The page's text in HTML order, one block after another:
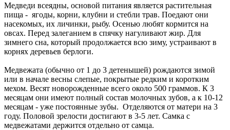
Медведи всеядны, основой питания является растительная
пища - ягоды, корни, клубни и стебли трав. Поедают они
насекомых, их личинки, рыбу. Осенью любят кормится на
овсах. Перед залеганием в спячку нагуливают жир. Для
зимнего сна, который продолжается всю зиму, устраивают в
корнях деревьев берлоги.
Медвежата (обычно от 1 до 3 детенышей) рождаются зимой
или в начале весны слепые, покрытые редким и коротким
мехом. Весят новорожденные всего около 500 граммов. К 3
месяцам они имеют полный состав молочных зубов, а к 10-12
месяцам - уже постоянные зубы. Отделяются от матери на 3
году. Половой зрелости достигают в 3-5 лет. Самка с
медвежатами держится отдельно от самца.